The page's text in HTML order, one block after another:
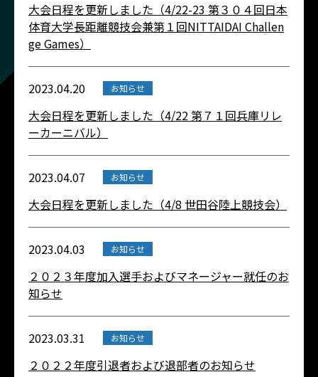
大会日程を更新しました（4/22-23 第３０４回日本
体育大学長距離競技会兼第１回NITTAIDAI Challen
ge Games）
2023.04.20 お知らせ
大会日程を更新しました（4/22 第７１回兵庫リレ
ーカーニバル）
2023.04.07 お知らせ
大会日程を更新しました（4/8 世田谷陸上競技会）
2023.04.03 お知らせ
２０２３年度加入選手およびマネージャー就任のお
知らせ
2023.03.31 お知らせ
２０２２年度引退者および退部者のお知らせ